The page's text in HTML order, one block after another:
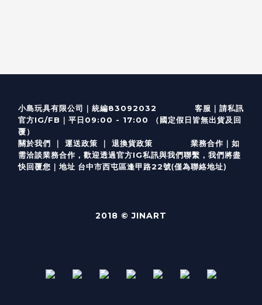
小島玩具有限公司｜統編83092032 客服 ｜ 請私訊
官方IG/FB ｜ 平日09:00 - 17:00 （國定假日皆無出貨及回
覆）
關於我們 ｜ 運送政策 ｜ 退換貨政策 業務合作｜如
需洽談業務合作，歡迎透過官方IG私訊與我們聯繫，我們將盡
快回覆您｜ 地址 台中市西屯區逢甲路22號(僅為聯絡地址)
2018 © JINART